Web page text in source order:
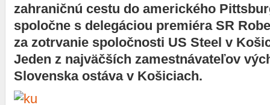
Putujúce mesto
prostredníctvom investícií do
vzdelávania
Sándor Márai
zahraničnú cestu do amerického
spoločne s delegáciou premiéra SR
za zotrvanie spoločnosti US Steel v
Jeden z najväčších zamestnávateľov
Slovenska ostáva v Košiciach.